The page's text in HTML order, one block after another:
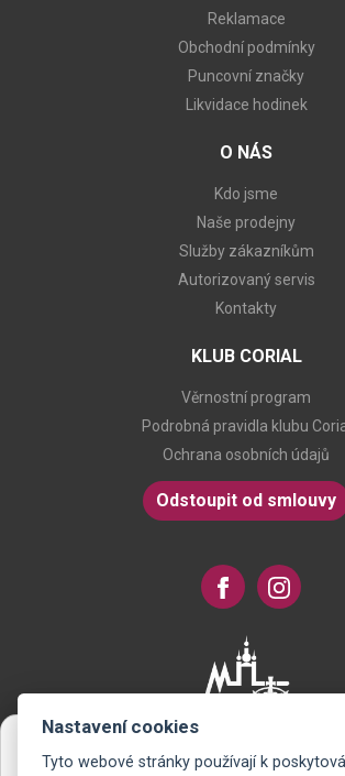
Reklamace
Obchodní podmínky
Puncovní značky
Likvidace hodinek
O NÁS
Kdo jsme
Naše prodejny
Služby zákazníkům
Autorizovaný servis
Kontakty
KLUB CORIAL
Věrnostní program
Podrobná pravidla klubu
Ochrana osobních údajů
Odstoupit od smlouvy
Nastavení cookies
Tyto webové stránky používají k